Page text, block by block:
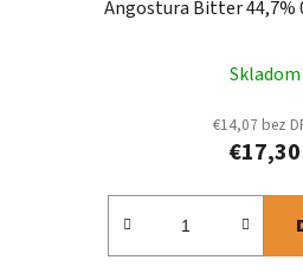
Angostura Bitter 44,7%
Skladom
€14,07 bez
€17,30